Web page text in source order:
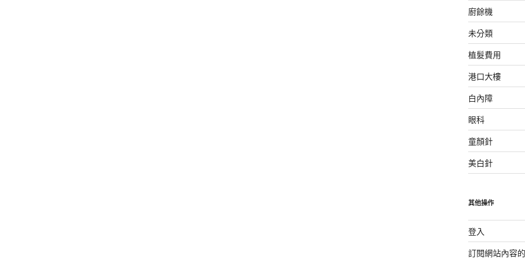
廚餘機
未分類
植髮費用
港口大樓
白內障
眼科
童顏針
美白針
其他操作
登入
訂閱網站內容